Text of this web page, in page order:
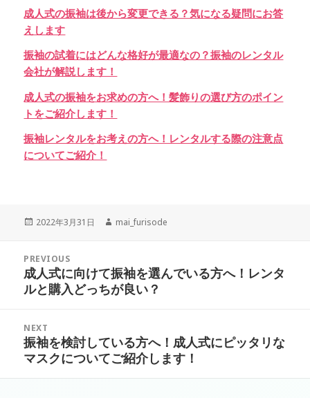
成人式の振袖は後から変更できる？気になる疑問にお答
えします
振袖の試着にはどんな格好が最適なの？振袖のレンタル
会社が解説します！
成人式の振袖をお求めの方へ！髪飾りの選び方のポイン
トをご紹介します！
振袖レンタルをお考えの方へ！レンタルする際の注意点
についてご紹介！
Posted
2022年3月31日 Author
mai_furisode
ン
PREVIOUS
Previous
post:
成人式に向けて振袖を選んでいる方へ！レンタ
ルと購入どっちが良い？
NEXT
Next
post:
振袖を検討している方へ！成人式にピッタリな
マスクについてご紹介します！